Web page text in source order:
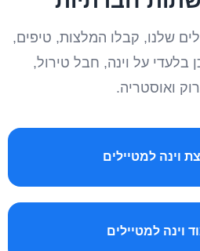
שלנו, קבלו המלצות, טיפים,
בלעדי על וינה, חבל טירול,
ואוסטריה.